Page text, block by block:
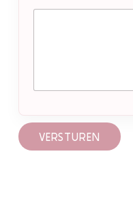
VERSTUREN